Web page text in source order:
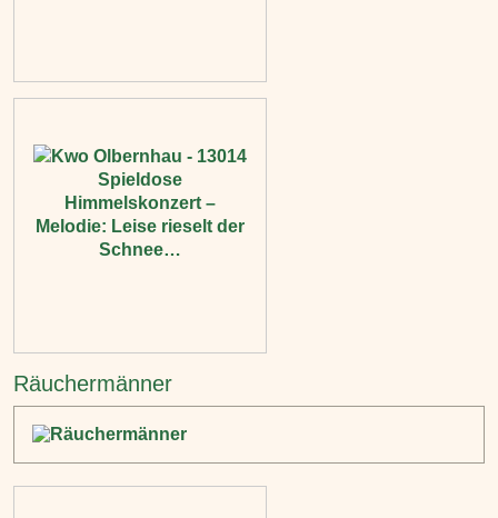
Räuchermänner‎